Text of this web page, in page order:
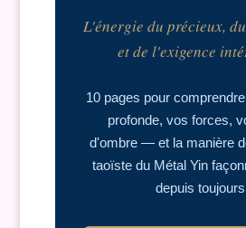
L'énergie du précieux,
et de l'exigence
10 pages pour
profonde, vos forces,
d'ombre — et la manière
taoïste du Métal Yin
depuis